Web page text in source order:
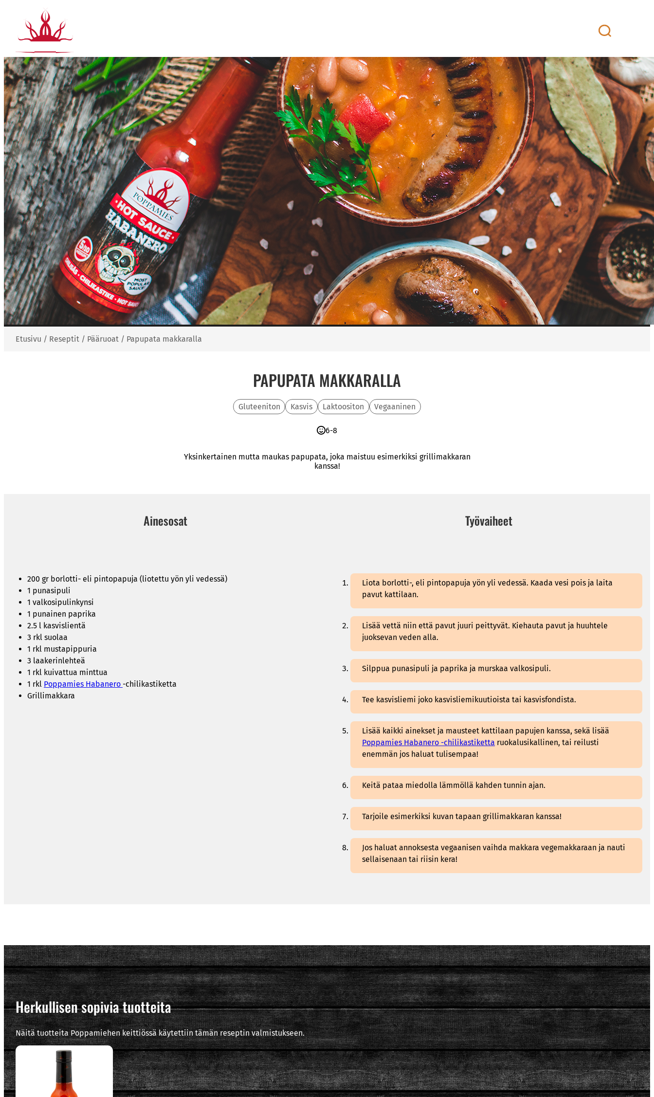
sisältöön
Etusivu / Reseptit / Pääruoat / Papupata makkaralla
PAPUPATA MAKKARALLA
Gluteeniton Kasvis Laktoositon Vegaaninen
6-8
Yksinkertainen mutta maukas papupata, joka maistuu esimerkiksi grillimakkaran
kanssa!
Ainesosat Työvaiheet
200 gr borlotti- eli pintopapuja (liotettu yön yli vedessä)
1 punasipuli
1 valkosipulinkynsi
1 punainen paprika
2.5 l kasvislientä
3 rkl suolaa
1 rkl mustapippuria
3 laakerinlehteä
1 rkl kuivattua minttua
1 rkl Poppamies Habanero -chilikastiketta
Grillimakkara
Liota borlotti-, eli pintopapuja yön yli vedessä. Kaada vesi pois ja laita
pavut kattilaan.
Lisää vettä niin että pavut juuri peittyvät. Kiehauta pavut ja huuhtele
juoksevan veden alla.
Silppua punasipuli ja paprika ja murskaa valkosipuli.
Tee kasvisliemi joko kasvisliemikuutioista tai kasvisfondista.
Lisää kaikki ainekset ja mausteet kattilaan papujen kanssa, sekä lisää
Poppamies Habanero -chilikastiketta ruokalusikallinen, tai reilusti
enemmän jos haluat tulisempaa!
Keitä pataa miedolla lämmöllä kahden tunnin ajan.
Tarjoile esimerkiksi kuvan tapaan grillimakkaran kanssa!
Jos haluat annoksesta vegaanisen vaihda makkara vegemakkaraan ja nauti
sellaisenaan tai riisin kera!
Herkullisen sopivia tuotteita
Näitä tuotteita Poppamiehen keittiössä käytettiin tämän reseptin valmistukseen.